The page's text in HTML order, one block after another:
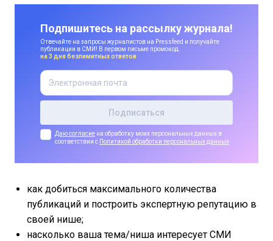
Подпишитесь на рассылку журнала!
Отвечайте на запросы журналистов на Pressfeed и получайте
публикации в СМИ! В первом письме промокод
на 3 дня безлимитных ответов
Даю согласие на обработку моих персональных данных в
соответствии с Политикой обработки персональных данных
как добиться максимального количества
публикаций и построить экспертную репутацию в
своей нише;
насколько ваша тема/ниша интересует СМИ